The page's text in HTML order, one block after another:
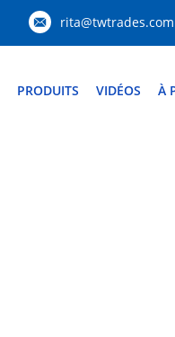
rita@twtrades.com
PRODUITS VIDÉOS À